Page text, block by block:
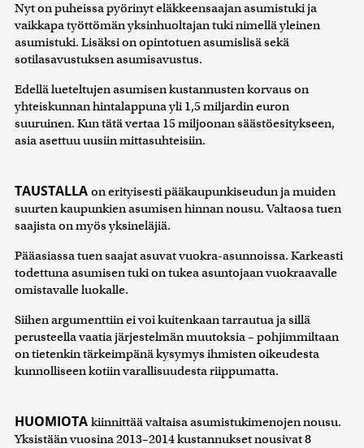
Nyt on puheissa pyörinyt eläkkeensaajan asumistuki ja
vaikkapa työttömän yksinhuoltajan tuki nimellä yleinen
asumistuki. Lisäksi on opintotuen asumislisä sekä
sotilasavustuksen asumisavustus.
Edellä lueteltujen asumisen kustannusten korvaus on
yhteiskunnan hintalappuna yli 1,5 miljardin euron
suuruinen. Kun tätä vertaa 15 miljoonan säästöesitykseen,
asia asettuu uusiin mittasuhteisiin.
TAUSTALLA on erityisesti pääkaupunkiseudun ja muiden
suurten kaupunkien asumisen hinnan nousu. Valtaosa tuen
saajista on myös yksineläjiä.
Pääasiassa tuen saajat asuvat vuokra-asunnoissa. Karkeasti
todettuna asumisen tuki on tukea asuntojaan vuokraavalle
omistavalle luokalle.
Siihen argumenttiin ei voi kuitenkaan tarrautua ja sillä
perusteella vaatia järjestelmän muutoksia – pohjimmiltaan
on tietenkin tärkeimpänä kysymys ihmisten oikeudesta
kunnolliseen kotiin varallisuudesta riippumatta.
HUOMIOTA kiinnittää valtaisa asumistukimenojen nousu.
Yksistään vuosina 2013–2014 kustannukset nousivat 8